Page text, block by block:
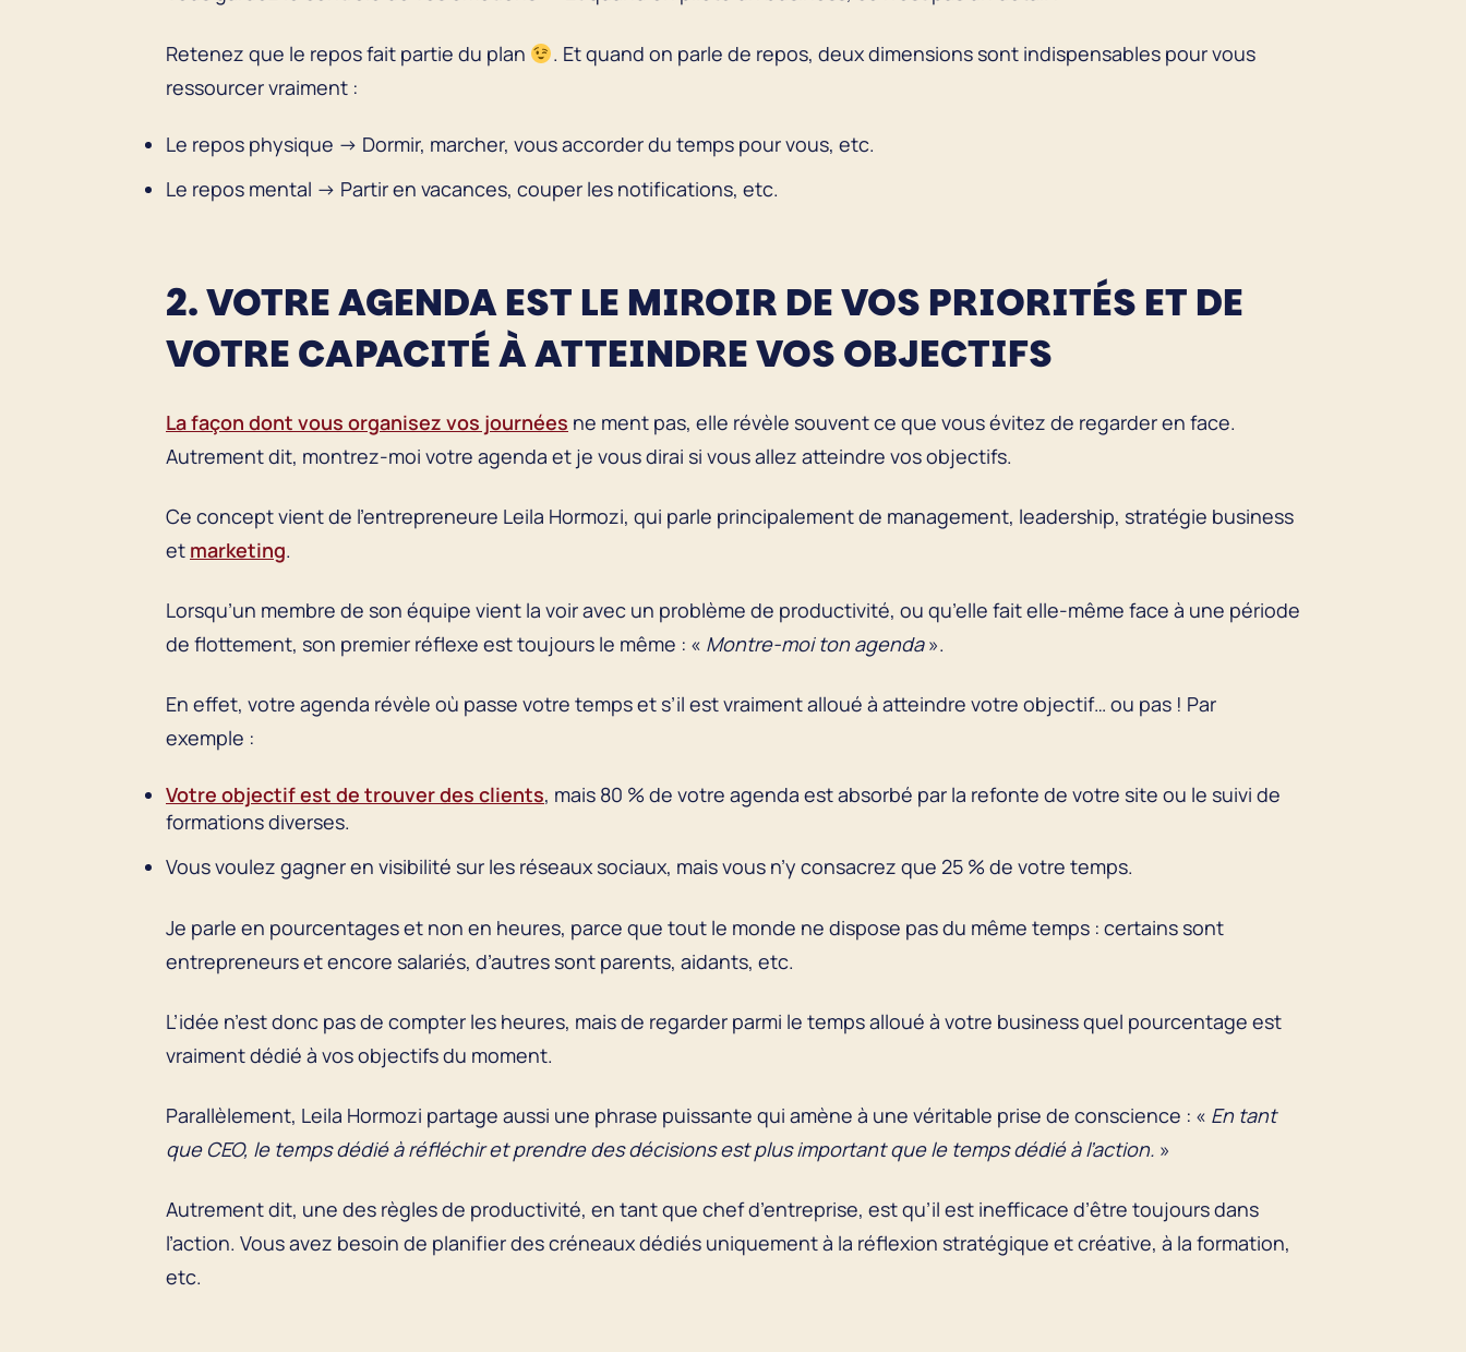
Retenez que le repos fait partie du plan
. Et quand on parle de repos, deux dimensions sont indispensables pour vous
ressourcer vraiment :
Le repos physique → Dormir, marcher, vous accorder du temps pour vous, etc.
Le repos mental → Partir en vacances, couper les notifications, etc.
2. VOTRE AGENDA EST LE MIROIR DE VOS PRIORITÉS ET DE
VOTRE CAPACITÉ À ATTEINDRE VOS OBJECTIFS
La façon dont vous organisez vos journées ne ment pas, elle révèle souvent ce que vous évitez de regarder en face.
Autrement dit, montrez-moi votre agenda et je vous dirai si vous allez atteindre vos objectifs.
Ce concept vient de l’entrepreneure Leila Hormozi, qui parle principalement de management, leadership, stratégie business
et marketing.
Lorsqu’un membre de son équipe vient la voir avec un problème de productivité, ou qu’elle fait elle-même face à une période
de flottement, son premier réflexe est toujours le même : « Montre-moi ton agenda».
En effet, votre agenda révèle où passe votre temps et s’il est vraiment alloué à atteindre votre objectif… ou pas ! Par
exemple :
Votre objectif est de trouver des clients, mais 80 % de votre agenda est absorbé par la refonte de votre site ou le suivi de
formations diverses.
Vous voulez gagner en visibilité sur les réseaux sociaux, mais vous n’y consacrez que 25 % de votre temps.
Je parle en pourcentages et non en heures, parce que tout le monde ne dispose pas du même temps : certains sont
entrepreneurs et encore salariés, d’autres sont parents, aidants, etc.
L’idée n’est donc pas de compter les heures, mais de regarder parmi le temps alloué à votre business quel pourcentage est
vraiment dédié à vos objectifs du moment.
Parallèlement, Leila Hormozi partage aussi une phrase puissante qui amène à une véritable prise de conscience : « En tant
que CEO, le temps dédié à réfléchir et prendre des décisions est plus important que le temps dédié à l’action. »
Autrement dit, une des règles de productivité, en tant que chef d’entreprise, est qu’il est inefficace d’être toujours dans
l’action. Vous avez besoin de planifier des créneaux dédiés uniquement à la réflexion stratégique et créative, à la formation,
etc.